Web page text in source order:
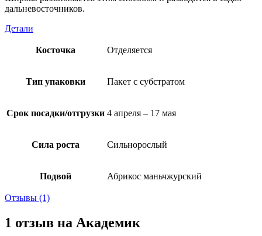
дальневосточников.
Детали
Косточка Отделяется
Тип упаковки Пакет с субстратом
Срок посадки/отгрузки 4 апреля – 17 мая
Сила роста Сильнорослый
Подвой Абрикос маньчжурский
Отзывы (1)
1 отзыв на Академик